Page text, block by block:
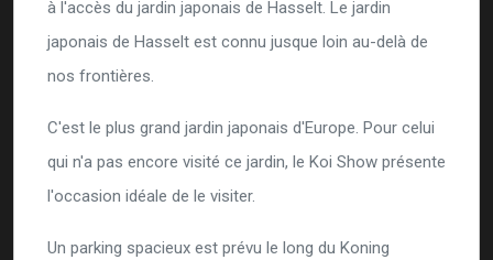
à l'accès du jardin japonais de Hasselt. Le jardin
japonais de Hasselt est connu jusque loin au-delà de
nos frontières.
C'est le plus grand jardin japonais d'Europe. Pour celui
qui n'a pas encore visité ce jardin, le Koi Show présente
l'occasion idéale de le visiter.
Un parking spacieux est prévu le long du Koning